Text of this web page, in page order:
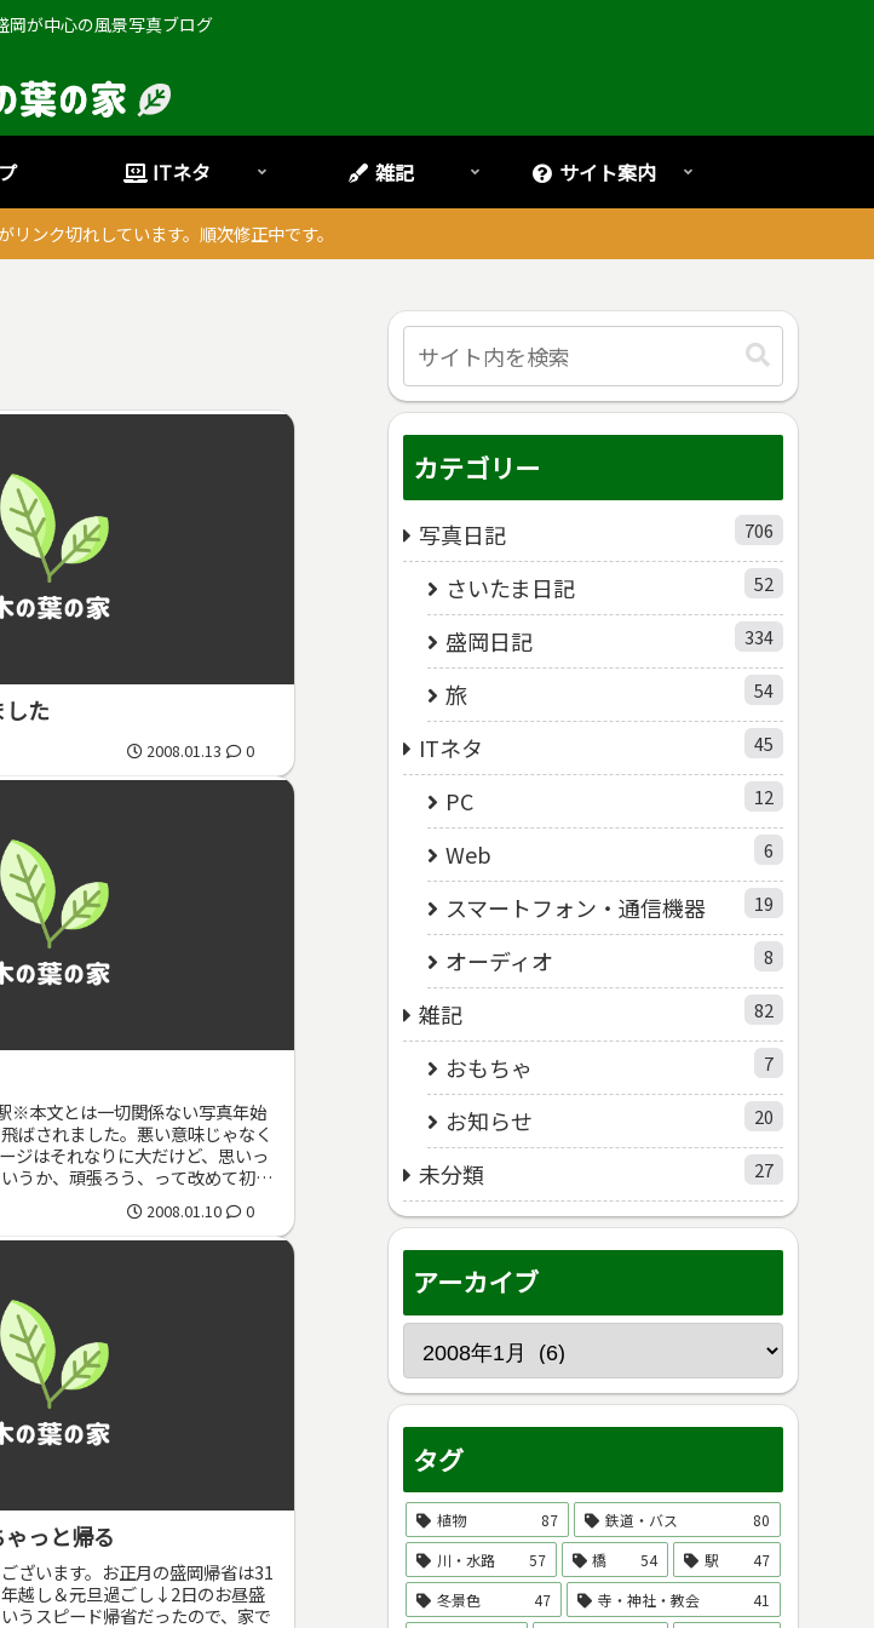
岡が中心の風景写真ブログ
ITネタ 雑記 サイト案内
ンク切れしています。順次修正中です。
た
2008.01.13 0
※本文とは一切関係ない写真年始
ばされました。悪い意味じゃなく
ジはそれなりに大だけど、思いっ
うか、頑張ろう、って改めて初心
2008.01.10 0
っと帰る
ざいます。お正月の盛岡帰省は31
越し＆元旦過ごし↓2日のお昼盛
うスピード帰省だったので、家で
カテゴリー
写真日記 706
さいたま日記 52
盛岡日記 334
旅 54
ITネタ 45
PC 12
Web 6
スマートフォン・通信機器 19
オーディオ 8
雑記 82
おもちゃ 7
お知らせ 20
未分類 27
アーカイブ
タグ
植物 87 鉄道・バス
80
川・水路
57 橋 54 駅
47
冬景色
47 寺・神社・教会
41